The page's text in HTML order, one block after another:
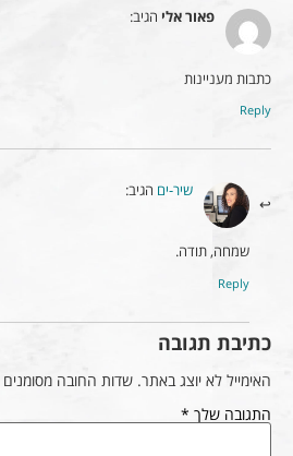
פאור אלי הגיב:
כתבות מעניינות
Reply
שיר-ים הגיב:
שמחה, תודה.
Reply
כתיבת תגובה
האימייל לא יוצג באתר. שדות החובה מסומנים
התגובה שלך *